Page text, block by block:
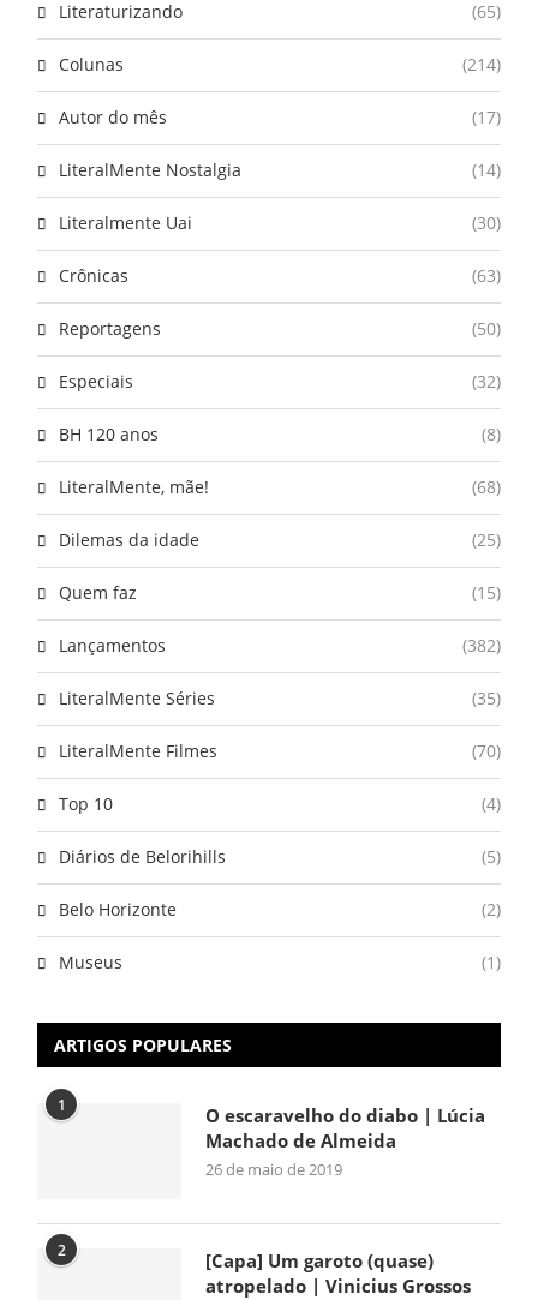
Literaturizando (65)
Colunas (214)
Autor do mês (17)
LiteralMente Nostalgia (14)
Literalmente Uai (30)
Crônicas (63)
Reportagens (50)
Especiais (32)
BH 120 anos (8)
LiteralMente, mãe! (68)
Dilemas da idade (25)
Quem faz (15)
Lançamentos (382)
LiteralMente Séries (35)
LiteralMente Filmes (70)
Top 10 (4)
Diários de Belorihills (5)
Belo Horizonte (2)
Museus (1)
ARTIGOS POPULARES
1
O escaravelho do diabo | Lúcia
Machado de Almeida
26 de maio de 2019
2
[Capa] Um garoto (quase)
atropelado | Vinicius Grossos